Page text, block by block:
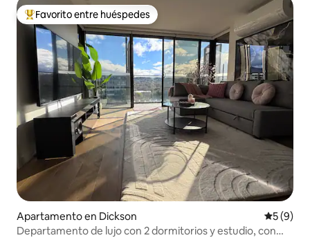
Favorito entre huéspedes preferido
Favorito entre huéspedes
Apartamento en Dickson
5 (9)
Departamento de lujo con 2 dormitorios y estudio, con